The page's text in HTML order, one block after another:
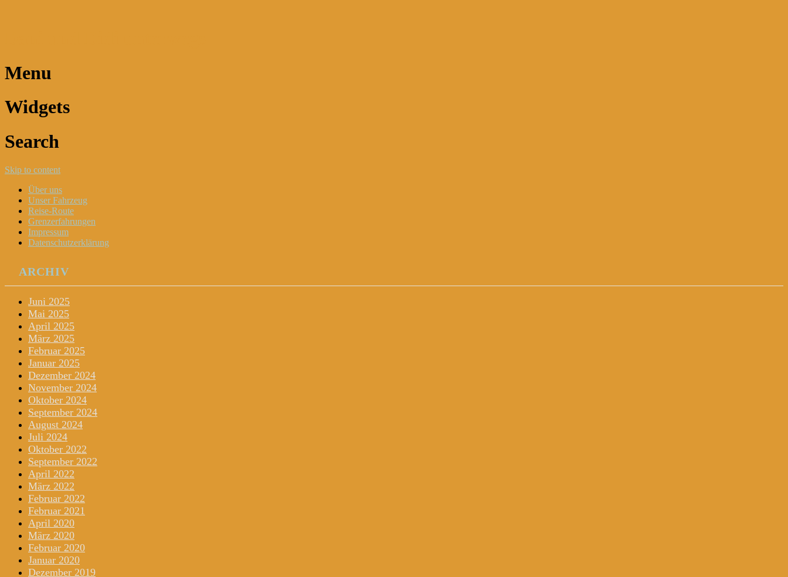
Menu
Widgets
Search
Skip to content
Über uns
Unser Fahrzeug
Reise-Route
Grenzerfahrungen
Impressum
Datenschutzerklärung
ARCHIV
Juni 2025
Mai 2025
April 2025
März 2025
Februar 2025
Januar 2025
Dezember 2024
November 2024
Oktober 2024
September 2024
August 2024
Juli 2024
Oktober 2022
September 2022
April 2022
März 2022
Februar 2022
Februar 2021
April 2020
März 2020
Februar 2020
Januar 2020
Dezember 2019